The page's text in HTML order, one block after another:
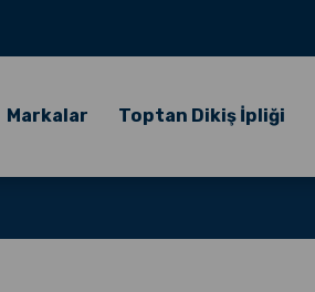
Markalar Toptan Dikiş İpliği